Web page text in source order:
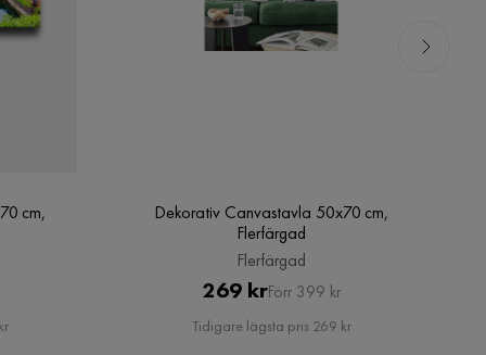
cm,
Dekorativ Canvastavla 50x70 cm,
Flerfärgad
Flerfärgad
Pris
269 krOriginal
Pris
Förr 399 kr
Tidigare lägsta pris 269 kr